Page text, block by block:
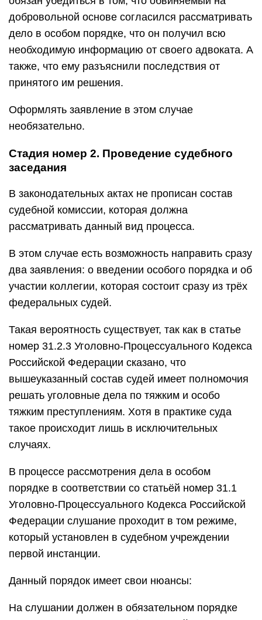
добровольной основе согласился рассматривать
дело в особом порядке, что он получил всю
необходимую информацию от своего адвоката. А
также, что ему разъяснили последствия от
принятого им решения.
Оформлять заявление в этом случае
необязательно.
Стадия номер 2. Проведение судебного
заседания
В законодательных актах не прописан состав
судебной комиссии, которая должна
рассматривать данный вид процесса.
В этом случае есть возможность направить сразу
два заявления: о введении особого порядка и об
участии коллегии, которая состоит сразу из трёх
федеральных судей.
Такая вероятность существует, так как в статье
номер 31.2.3 Уголовно-Процессуального Кодекса
Российской Федерации сказано, что
вышеуказанный состав судей имеет полномочия
решать уголовные дела по тяжким и особо
тяжким преступлениям. Хотя в практике суда
такое происходит лишь в исключительных
случаях.
В процессе рассмотрения дела в особом
порядке в соответствии со статьёй номер 31.1
Уголовно-Процессуального Кодекса Российской
Федерации слушание проходит в том режиме,
который установлен в судебном учреждении
первой инстанции.
Данный порядок имеет свои нюансы:
На слушании должен в обязательном порядке